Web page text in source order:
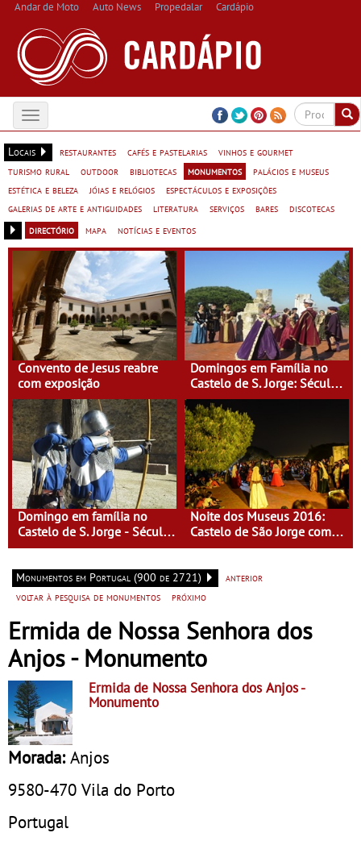
Andar de Moto Auto News Propedalar Cardápio
Toggle
navigation
Locais
restaurantes cafés e pastelarias
vinhos e gourmet
turismo rural
outdoor bibliotecas monumentos
palácios e museus
estética e beleza
jóias e relógios
espectáculos e exposições
galerias de arte e antiguidades
literatura serviços bares
discotecas
directório
mapa notícias e eventos
Convento de Jesus reabre
com exposição
Domingos em Família no
Castelo de S. Jorge: Século
XVI - Tempo de Mulheres -
Mulheres do Seu tempo
Domingo em família no
Castelo de S. Jorge - Século
XI - Lisboa Fora do Condado
Noite dos Museus 2016:
Castelo de São Jorge com
entrada gratuita
Monumentos em Portugal (900 de 2721)
anterior
voltar à pesquisa de monumentos
próximo
Ermida de Nossa Senhora dos
Anjos - Monumento
Ermida de Nossa Senhora dos Anjos-
Monumento
Morada: Anjos
9580-470 Vila do Porto
Portugal